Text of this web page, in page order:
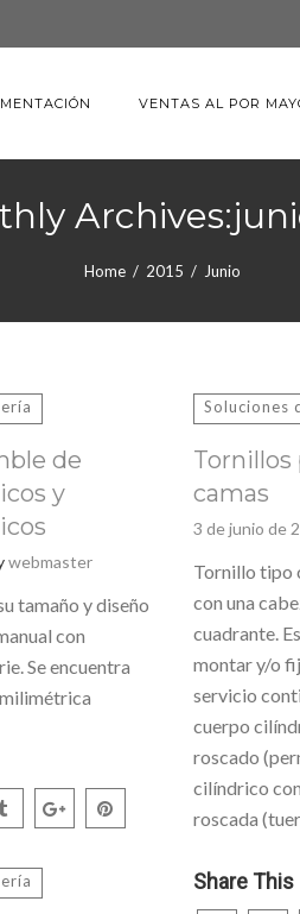
VENTAS AL POR
Home / 2015 / Junio
de
y
webmaster
tamaño y diseño
con
Se encuentra
Soluciones
Tornillos
camas
3 de junio de
Tornillo tipo
con una
cuadrante.
montar y/o
servicio
cuerpo
roscado
cilíndrico
roscada
Share This